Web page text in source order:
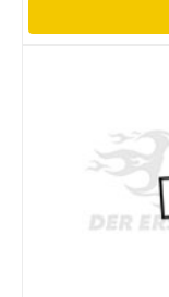
Volvo